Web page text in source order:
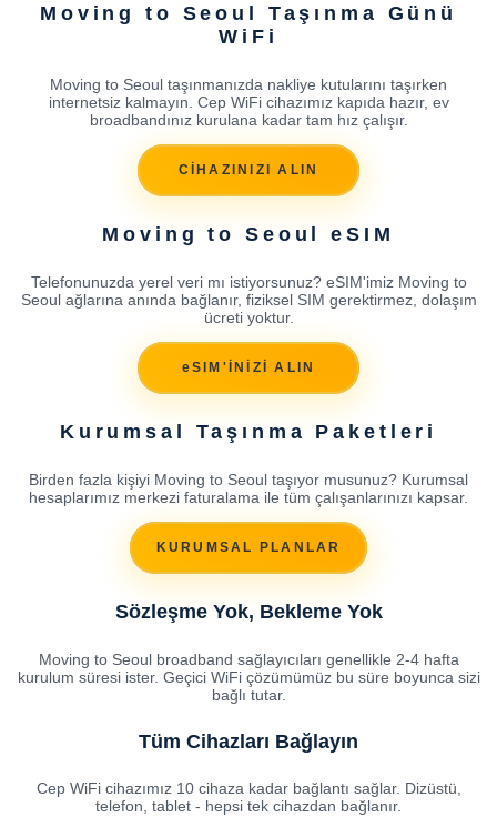
Moving to Seoul Taşınma Günü
WiFi
Moving to Seoul taşınmanızda nakliye kutularını taşırken
internetsiz kalmayın. Cep WiFi cihazımız kapıda hazır, ev
broadbandınız kurulana kadar tam hız çalışır.
CİHAZINIZI ALIN
Moving to Seoul eSIM
Telefonunuzda yerel veri mı istiyorsunuz? eSIM'imiz Moving to
Seoul ağlarına anında bağlanır, fiziksel SIM gerektirmez, dolaşım
ücreti yoktur.
eSIM'İNİZİ ALIN
Kurumsal Taşınma Paketleri
Birden fazla kişiyi Moving to Seoul taşıyor musunuz? Kurumsal
hesaplarımız merkezi faturalama ile tüm çalışanlarınızı kapsar.
KURUMSAL PLANLAR
Sözleşme Yok, Bekleme Yok
Moving to Seoul broadband sağlayıcıları genellikle 2-4 hafta
kurulum süresi ister. Geçici WiFi çözümümüz bu süre boyunca sizi
bağlı tutar.
Tüm Cihazları Bağlayın
Cep WiFi cihazımız 10 cihaza kadar bağlantı sağlar. Dizüstü,
telefon, tablet - hepsi tek cihazdan bağlanır.